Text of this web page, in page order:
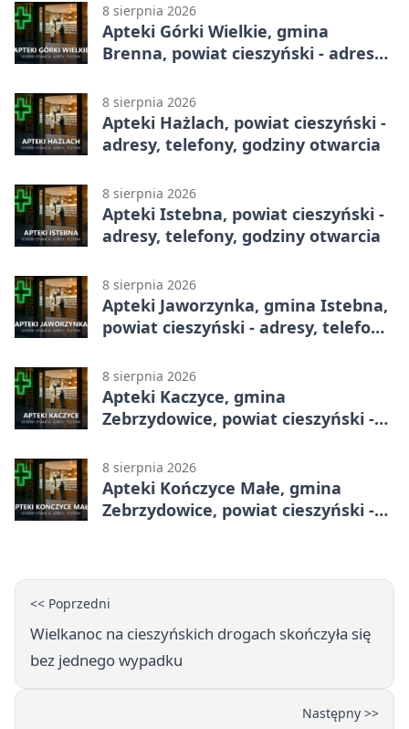
8 sierpnia 2026
Apteki Górki Wielkie, gmina
Brenna, powiat cieszyński - adresy,
8 sierpnia 2026
Apteki Hażlach, powiat cieszyński -
adresy, telefony, godziny otwarcia
8 sierpnia 2026
Apteki Istebna, powiat cieszyński -
adresy, telefony, godziny otwarcia
8 sierpnia 2026
Apteki Jaworzynka, gmina Istebna,
powiat cieszyński - adresy, telefony,
8 sierpnia 2026
Apteki Kaczyce, gmina
Zebrzydowice, powiat cieszyński -
8 sierpnia 2026
Apteki Kończyce Małe, gmina
Zebrzydowice, powiat cieszyński -
<< Poprzedni
Wielkanoc na cieszyńskich drogach skończyła się
bez jednego wypadku
Następny >>